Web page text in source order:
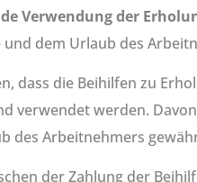
Verwendung der
dem Urlaub des
dass die Beihilfen zu
verwendet werden.
des Arbeitnehmers
der Zahlung der